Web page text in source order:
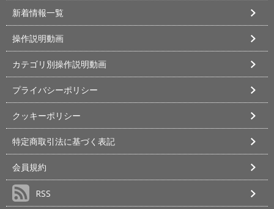
新着情報一覧
操作説明動画
カテゴリ別操作説明動画
プライバシーポリシー
クッキーポリシー
特定商取引法に基づく表記
会員規約
RSS